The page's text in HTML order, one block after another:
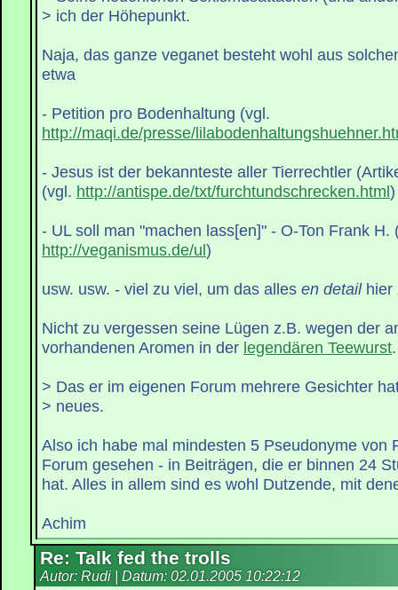
> ich der Höhepunkt.
Naja, das ganze veganet besteht wohl aus
etwa
- Petition pro Bodenhaltung (vgl.
http://maqi.de/presse/
- Jesus ist der bekannteste aller Tierrechtler
(vgl. http://antispe.de/txt/furchtundschrecken.html)
- UL soll man "machen lass[en]" - O-Ton Frank H.
http://veganismus.de/ul)
usw. usw. - viel zu viel, um das alles en detailhier
Nicht zu vergessen seine Lügen z.B. wegen der
vorhandenen Aromen in der legendären Teewurst.
> Das er im eigenen Forum mehrere Gesichter
> neues.
Also ich habe mal mindesten 5 Pseudonyme von
Forum gesehen - in Beiträgen, die er binnen 24
hat. Alles in allem sind es wohl Dutzende, mit
Achim
Re: Talk fed the trolls
Autor: Rudi | Datum: 02.01.2005 10:22:12